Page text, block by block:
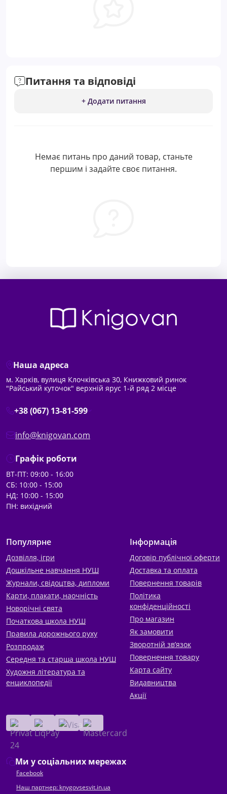
Питання та відповіді
+ Додати питання
Немає питань про даний товар, станьте
першим і задайте своє питання.
Наша адреса
м. Харків, вулиця Клочківська 30, Книжковий ринок
"Райський куточок" верхній ярус 1-й ряд 2 місце
+38 (067) 13-81-599
info@knigovan.com
Графік роботи
ВТ-ПТ: 09:00 - 16:00
СБ: 10:00 - 15:00
НД: 10:00 - 15:00
ПН: вихідний
Популярне
Дозвілля, ігри
Дошкільне навчання НУШ
Журнали, свідоцтва, дипломи
Карти, плакати, наочність
Новорічні свята
Початкова школа НУШ
Правила дорожнього руху
Розпродаж
Середня та старша школа НУШ
Художня література та
енциклопедії
Інформація
Договір публічної оферти
Доставка та оплата
Повернення товарів
Політика
конфіденційності
Про магазин
Як замовити
Зворотній зв’язок
Повернення товару
Карта сайту
Видавництва
Акції
Ми у соціальних мережах
Facebook
Наш партнер: knygovsesvit.in.ua